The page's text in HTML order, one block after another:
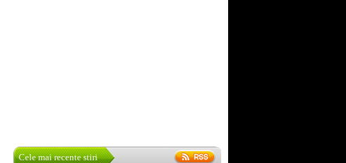
Cele mai recente stiri